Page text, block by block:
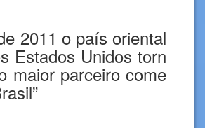
2011 o país oriental
Estados Unidos torn
maior parceiro come